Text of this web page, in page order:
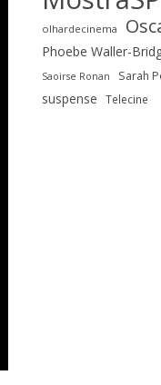
olhardecinema
Phoebe Waller-
Saoirse Ronan Sarah
suspense Telecine